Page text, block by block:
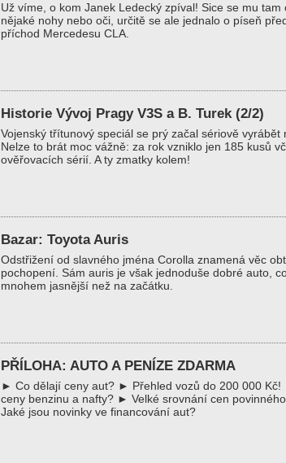
Už víme, o kom Janek Ledecký zpíval! Sice se mu tam
nějaké nohy nebo oči, určitě se ale jednalo o píseň
příchod Mercedesu CLA.
Historie Vývoj Pragy V3S a B. Turek (2/2)
Vojenský třítunový speciál se prý začal sériově vyrábět
Nelze to brát moc vážně: za rok vzniklo jen 185 kusů
ověřovacích sérií. A ty zmatky kolem!
Bazar: Toyota Auris
Odstřižení od slavného jména Corolla znamená věc
pochopení. Sám auris je však jednoduše dobré auto,
mnohem jasnější než na začátku.
PŘÍLOHA: AUTO A PENÍZE ZDARMA
► Co dělají ceny aut? ► Přehled vozů do 200 000
ceny benzinu a nafty? ► Velké srovnání cen
Jaké jsou novinky ve financování aut?